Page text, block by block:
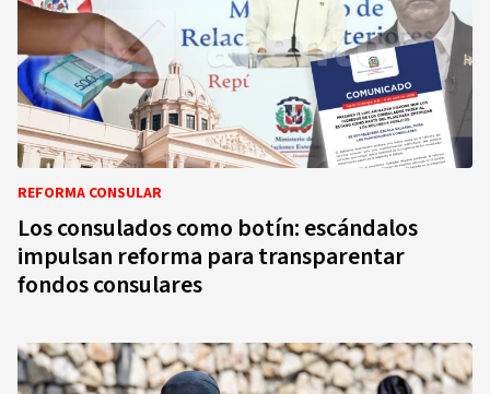
REFORMA CONSULAR
Los consulados como botín: escándalos
impulsan reforma para transparentar
fondos consulares